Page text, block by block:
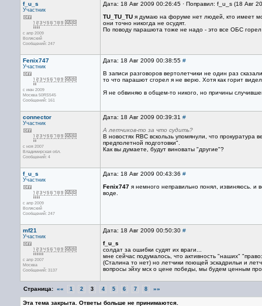
f_u_s
Участник
с апр 2009
Волжский
Сообщений: 247
Дата: 18 Авг 2009 00:26:45 · Поправил: f_u_s (18 Авг
TU_TU_TU я думаю на форуме нет людей, кто имеет
они точно никогда не осудят.
По поводу парашюта тоже не надо - это все ОБС
Fenix747
Участник
с июн 2009
Москва 50RS545
Сообщений: 161
Дата: 18 Авг 2009 00:38:55 #
В записи разговоров вертолетчики не один раз
то что парашют сгорел я не верю. Хотя как горит
Я не обвиняю в общем-то никого, но причины
connector
Участник
с ноя 2007
Владимирская обл.
Сообщений: 4
Дата: 18 Авг 2009 00:39:31 #
А летчиков-то за что судить?
В новостях RBC вскользь упомянули, что
предполетной подготовки".
Как вы думаете, будут виноваты "другие"?
f_u_s
Участник
с апр 2009
Волжский
Сообщений: 247
Дата: 18 Авг 2009 00:43:36 #
Fenix747 я немного неправильно понял, извиняюсь. и
воде.
mf21
Участник
с апр 2007
Москва
Сообщений: 3137
Дата: 18 Авг 2009 00:50:30 #
f_u_s
солдат за ошибки судят их враги...
мне сейчас подумалось, что активность "наших"
(Сталина то нет) но летчики поющей эскадрильи и
вопросы эйху мск о цене победы, мы будем ценным
Страница: «« 1 2 3 4 5 6 7 8 »»
Эта тема закрыта. Ответы больше не принимаются.